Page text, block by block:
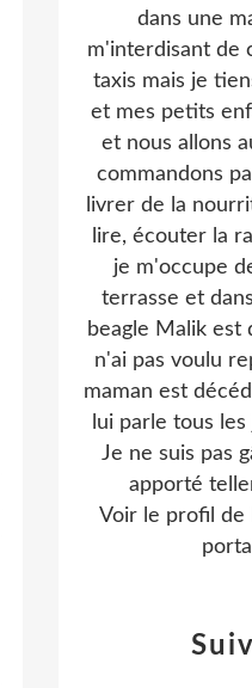
dans une
m'interdisant de
taxis mais je
et mes petits
et nous allons
commandons
livrer de la
lire, écouter la
je m'occupe
terrasse et
beagle Malik est
n'ai pas voulu
maman est
lui parle tous
Je ne suis pas
apporté
Voir le profil de